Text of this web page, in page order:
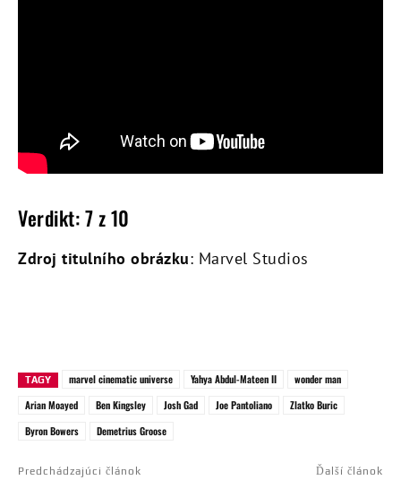
Verdikt: 7 z 10
Zdroj titulního obrázku: Marvel Studios
TAGY marvel cinematic universe Yahya Abdul-Mateen II
wonder man
Arian Moayed
Ben Kingsley Josh Gad Joe Pantoliano
Zlatko Buric
Byron Bowers
Demetrius Groose
Predchádzajúci článok Ďalší článok